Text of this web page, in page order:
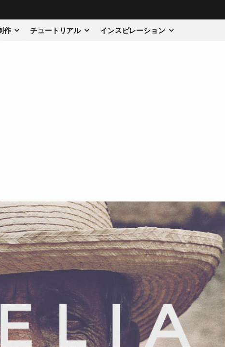
作 チュートリアル インスピレーション